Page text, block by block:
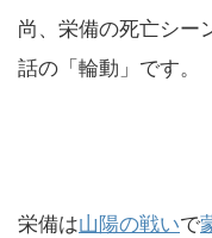
尚、栄備の死亡シー
話の「輪動」です。
栄備は山陽の戦いで